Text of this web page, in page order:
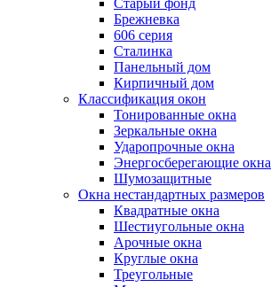
Старый фонд
Брежневка
606 серия
Сталинка
Панельный дом
Кирпичный дом
Классификация окон
Тонированные окна
Зеркальные окна
Ударопрочные окна
Энергосберегающие окна
Шумозащитные
Окна нестандартных размеров
Квадратные окна
Шестиугольные окна
Арочные окна
Круглые окна
Треугольные